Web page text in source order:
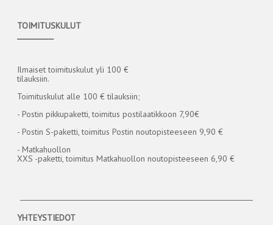
TOIMITUSKULUT
Ilmaiset toimituskulut yli 100 €
tilauksiin.
Toimituskulut alle 100 € tilauksiin;
- Postin pikkupaketti, toimitus postilaatikkoon 7,90€
- Postin S-paketti, toimitus Postin noutopisteeseen 9,90 €
- Matkahuollon
XXS -paketti, toimitus Matkahuollon noutopisteeseen 6,90 €
YHTEYSTIEDOT